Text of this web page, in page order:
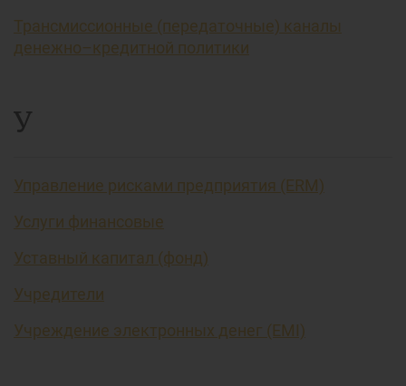
Трансмиссионные (передаточные) каналы
денежно–кредитной политики
У
Управление рисками предприятия (ERM)
Услуги финансовые
Уставный капитал (фонд)
Учредители
Учреждение электронных денег (EMI)